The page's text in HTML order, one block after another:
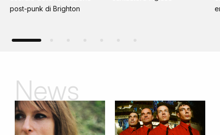
post-punk di Brighton
News